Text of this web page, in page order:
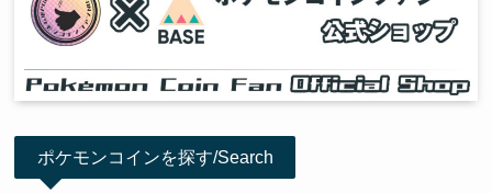
ポケモンコインを探す/Search